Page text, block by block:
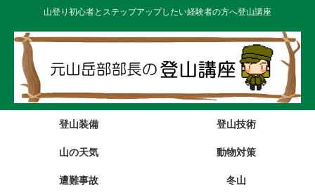
山登り初心者とステップアップしたい経験者の方へ登山講座
登山装備 登山技術
山の天気 動物対策
遭難事故 冬山